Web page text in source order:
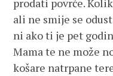
prodati povrće.
ali ne smije se
ni ako ti je pet
Mama te ne može
košare natrpane